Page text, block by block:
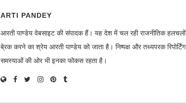
ARTI PANDEY
आरती पाण्डेय वेबसाइट की संपादक हैं। यह देश में चल रही राजनीतिक
बे्रक करने का श्रेय आरती पाण्डेय को जाता है। निष्पक्ष और तथ्यपरक
समस्याओं की ओर भी इनका फोकस रहता है।